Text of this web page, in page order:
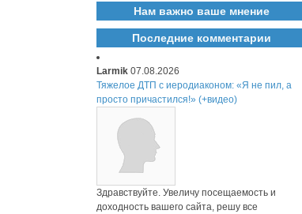
Нам важно ваше мнение
Последние комментарии
Larmik 07.08.2026
Тяжелое ДТП с иеродиаконом: «Я не пил, а
просто причастился!» (+видео)
Здравствуйте. Увеличу посещаемость и
доходность вашего сайта, решу все